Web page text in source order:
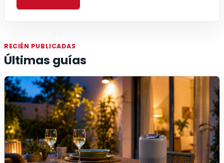
RECIÉN PUBLICADAS
Últimas guías